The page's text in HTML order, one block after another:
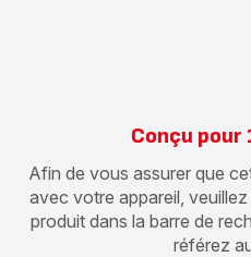
Conçu pour
Afin de vous assurer que
avec votre appareil,
produit dans la barre de
référez